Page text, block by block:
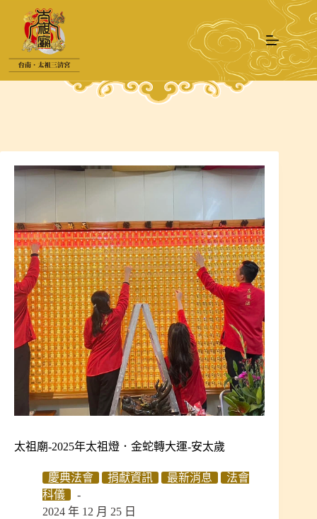
要
太祖廟-2025年太祖燈．金蛇轉大運-安太歲
慶典法會 捐獻資訊 最新消息
法會
科儀
2024 年 12 月 25 日